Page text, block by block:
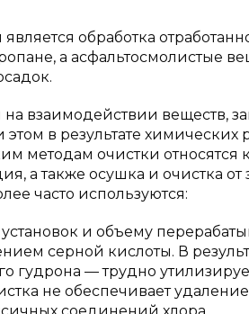
обработка
а асфальтосмолистые
взаимодействии веществ,
в результате
методам очистки относятся
а также осушка и очистка
часто используются:
и объему
серной кислоты. В
гудрона — трудно
не обеспечивает